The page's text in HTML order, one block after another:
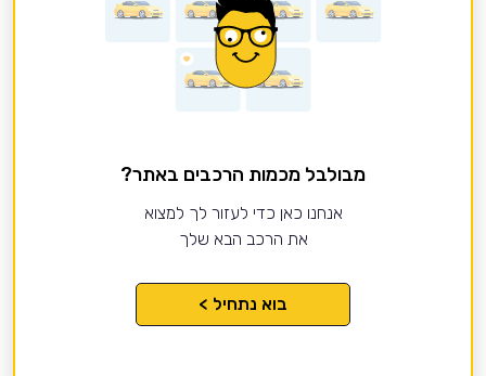
מבולבל מכמות הרכבים באתר?
אנחנו כאן כדי לעזור לך למצוא
את הרכב הבא שלך
בוא נתחיל >